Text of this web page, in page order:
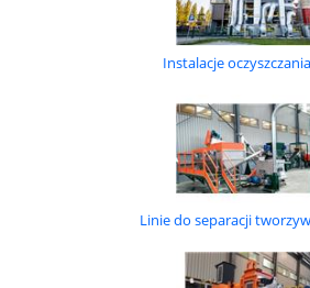
Instalacje
Linie do separacji